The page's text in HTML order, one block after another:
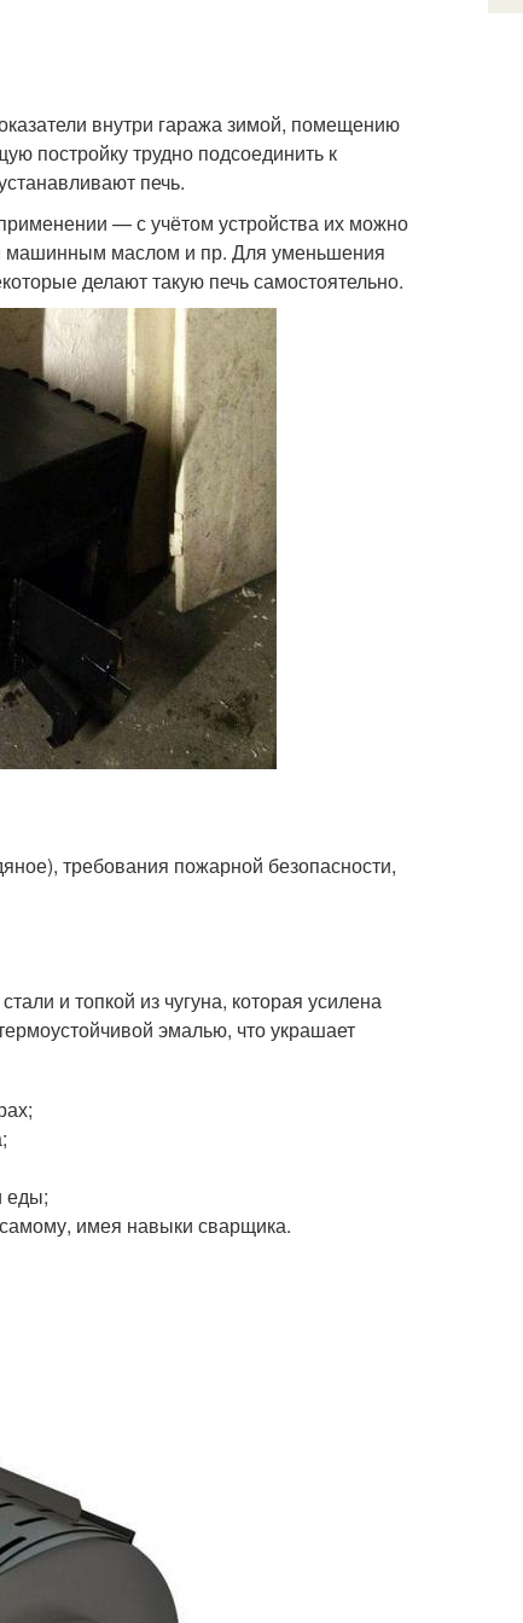
внутри гаража зимой, помещению
постройку трудно подсоединить к
печь.
— с учётом устройства их можно
машинным маслом и пр. Для уменьшения
делают такую печь самостоятельно.
требования пожарной безопасности,
и топкой из чугуна, которая усилена
эмалью, что украшает
еды;
имея навыки сварщика.